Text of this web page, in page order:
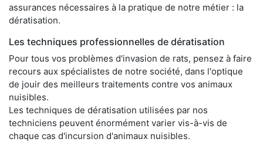
assurances nécessaires à la pratique de notre métier : la
dératisation.
Les techniques professionnelles de dératisation
Pour tous vos problèmes d'invasion de rats, pensez à faire
recours aux spécialistes de notre société, dans l'optique
de jouir des meilleurs traitements contre vos animaux
nuisibles.
Les techniques de dératisation utilisées par nos
techniciens peuvent énormément varier vis-à-vis de
chaque cas d'incursion d'animaux nuisibles.